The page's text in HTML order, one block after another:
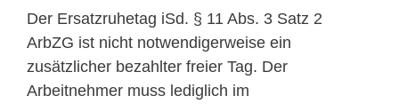
Der Ersatzruhetag iSd. § 11 Abs. 3 Satz 2
ArbZG ist nicht notwendigerweise ein
zusätzlicher bezahlter freier Tag. Der
Arbeitnehmer muss lediglich im